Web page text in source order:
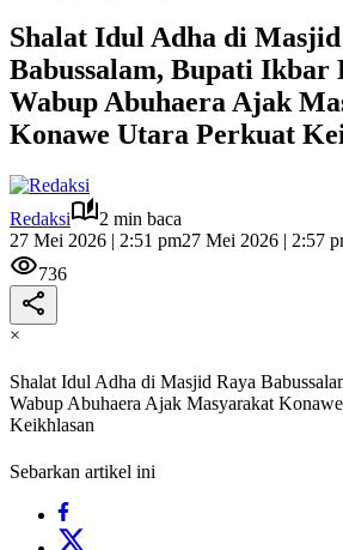
Shalat Idul Adha di
Babussalam, Bupati Ikbar
Wabup Abuhaera Ajak
Konawe Utara Perkuat
Redaksi
2 min baca
27 Mei 2026 | 2:51 pm27 Mei 2026 | 2:57
736
×
Shalat Idul Adha di Masjid Raya
Wabup Abuhaera Ajak Masyarakat
Keikhlasan
Sebarkan artikel ini